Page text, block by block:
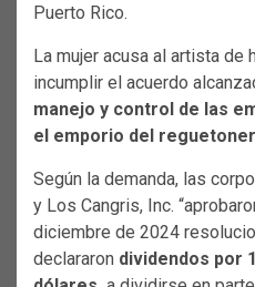
Puerto Rico.
La mujer acusa al artista de
incumplir el acuerdo
manejo y control de las
el emporio del
Según la demanda, las
y Los Cangris, Inc.
diciembre de 2024
declararon dividendos por